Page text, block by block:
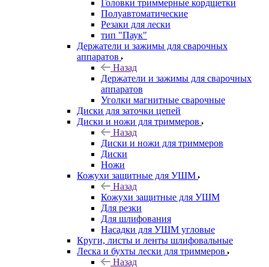
Головки триммерные кордщетки
Полуавтоматические
Резаки для лески
тип "Паук"
Держатели и зажимы для сварочных
аппаратов
Назад
Держатели и зажимы для сварочных
аппаратов
Уголки магнитные сварочные
Диски для заточки цепей
Диски и ножи для триммеров
Назад
Диски и ножи для триммеров
Диски
Ножи
Кожухи защитные для УШМ
Назад
Кожухи защитные для УШМ
Для резки
Для шлифования
Насадки для УШМ угловые
Круги, листы и ленты шлифовальные
Леска и бухты лески для триммеров
Назад